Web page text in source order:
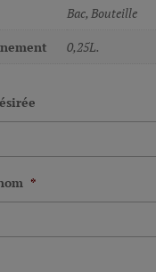
Bac, Bouteille
0,25L.
*